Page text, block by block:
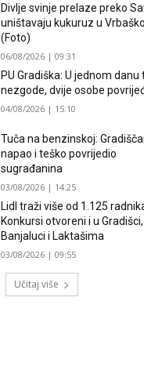
Divlje svinje prelaze preko
uništavaju kukuruz u
(Foto)
06/08/2026 | 09:31
PU Gradiška: U jednom danu
nezgode, dvije osobe
04/08/2026 | 15:10
Tuča na benzinskoj:
napao i teško povrijedio
sugrađanina
03/08/2026 | 14:25
Lidl traži više od 1.125
Konkursi otvoreni i u Gradišci,
Banjaluci i Laktašima
03/08/2026 | 09:55
Učitaj više